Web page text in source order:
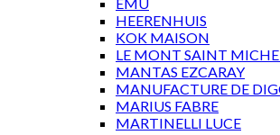
HEERENHUIS
KOK MAISON
LE MONT SAINT
MANTAS EZCARAY
MANUFACTURE DE
MARIUS FABRE
MARTINELLI LUCE